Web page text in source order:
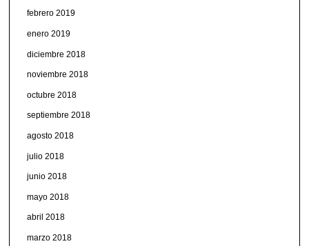
febrero 2019
enero 2019
diciembre 2018
noviembre 2018
octubre 2018
septiembre 2018
agosto 2018
julio 2018
junio 2018
mayo 2018
abril 2018
marzo 2018